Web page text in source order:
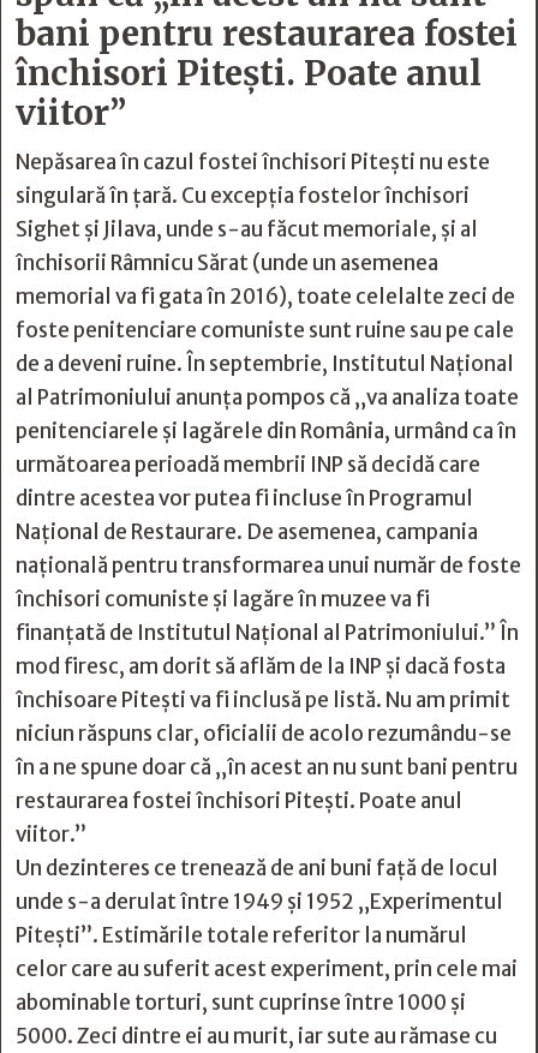
bani pentru restaurarea fostei
închisori Pitești. Poate anul
viitor”
Nepăsarea în cazul fostei închisori Pitești nu este
singulară în țară. Cu excepția fostelor închisori
Sighet și Jilava, unde s-au făcut memoriale, și al
închisorii Râmnicu Sărat (unde un asemenea
memorial va fi gata în 2016), toate celelalte zeci de
foste penitenciare comuniste sunt ruine sau pe cale
de a deveni ruine. În septembrie, Institutul Național
al Patrimoniului anunța pompos că „va analiza toate
penitenciarele şi lagărele din România, urmând ca în
următoarea perioadă membrii INP să decidă care
dintre acestea vor putea fi incluse în Programul
Naţional de Restaurare. De asemenea, campania
naţională pentru transformarea unui număr de foste
închisori comuniste şi lagăre în muzee va fi
finanţată de Institutul Naţional al Patrimoniului.” În
mod firesc, am dorit să aflăm de la INP și dacă fosta
închisoare Pitești va fi inclusă pe listă. Nu am primit
niciun răspuns clar, oficialii de acolo rezumându-se
în a ne spune doar că „în acest an nu sunt bani pentru
restaurarea fostei închisori Pitești. Poate anul
viitor.”
Un dezinteres ce trenează de ani buni față de locul
unde s-a derulat între 1949 și 1952 „Experimentul
Pitești”. Estimările totale referitor la numărul
celor care au suferit acest experiment, prin cele mai
abominable torturi, sunt cuprinse între 1000 și
5000. Zeci dintre ei au murit, iar sute au rămase cu